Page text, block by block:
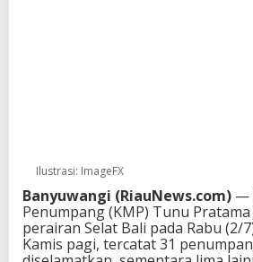
Ilustrasi: ImageFX
Banyuwangi (RiauNews.com) —
Penumpang (KMP) Tunu
perairan Selat Bali pada Rabu (2/
Kamis pagi, tercatat 31